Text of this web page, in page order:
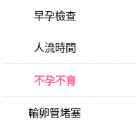
早孕檢查
人流時間
不孕不育
輸卵管堵塞